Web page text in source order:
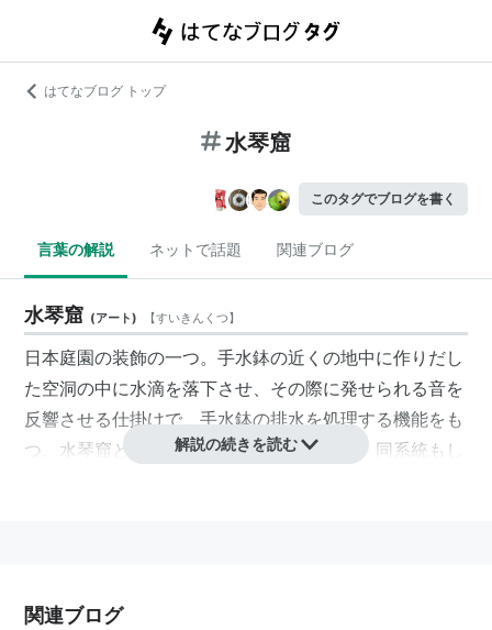
はてなブログ トップ
水琴窟
このタグでブログを書く
言葉の解説 ネットで話題 関連ブログ
水琴窟 (アート) 【すいきんくつ】
日本庭園の装飾の一つ。手水鉢の近くの地中に作りだし
た空洞の中に水滴を落下させ、その際に発せられる音を
反響させる仕掛けで、手水鉢の排水を処理する機能をも
つ。水琴窟という名称の由来は不明である。同系統もし
解説の続きを読む
関連ブログ